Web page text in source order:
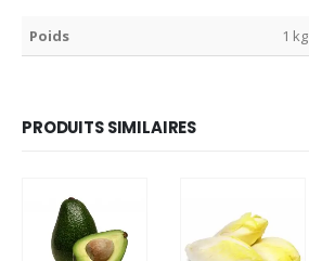
Poids 1 kg
PRODUITS SIMILAIRES